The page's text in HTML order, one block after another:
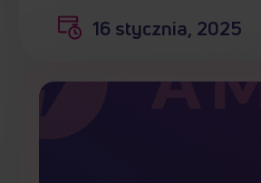
16 stycznia, 2025